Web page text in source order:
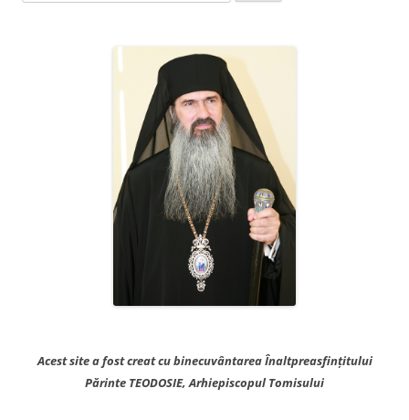
după:
Acest site a fost creat cu binecuvântarea Înaltpreasfințitului
Părinte TEODOSIE, Arhiepiscopul Tomisului